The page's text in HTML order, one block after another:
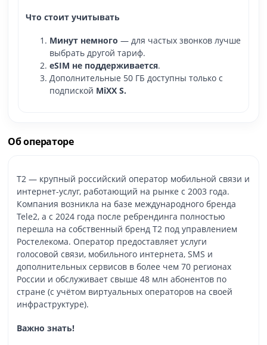
Что стоит учитывать
Минут немного — для частых звонков лучше
выбрать другой тариф.
eSIM не поддерживается.
Дополнительные 50 ГБ доступны только с
подпиской MiXX S.
Об операторе
T2 — крупный российский оператор мобильной связи и
интернет-услуг, работающий на рынке с 2003 года.
Компания возникла на базе международного бренда
Tele2, а с 2024 года после ребрендинга полностью
перешла на собственный бренд T2 под управлением
Ростелекома. Оператор предоставляет услуги
голосовой связи, мобильного интернета, SMS и
дополнительных сервисов в более чем 70 регионах
России и обслуживает свыше 48 млн абонентов по
стране (с учётом виртуальных операторов на своей
инфраструктуре).
Важно знать!